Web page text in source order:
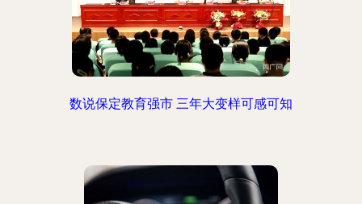
数说保定教育强市 三年大变样可感可知